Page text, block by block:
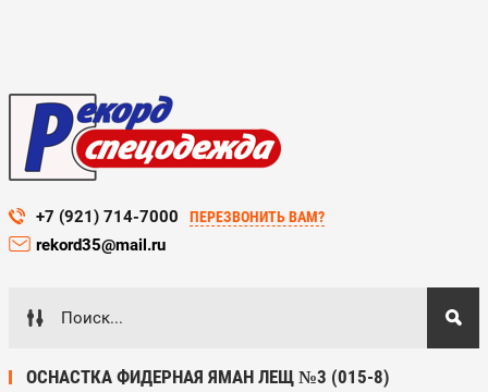
+7 (921) 714-7000 ПЕРЕЗВОНИТЬ ВАМ?
rekord35@mail.ru
ОСНАСТКА ФИДЕРНАЯ ЯМАН ЛЕЩ №3 (015-8)